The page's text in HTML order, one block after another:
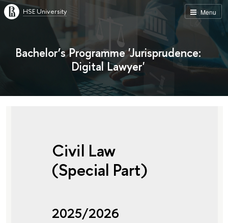
Menu
HSE University
Bachelor’s Programme 'Jurisprudence:
Digital Lawyer'
Civil Law
(Special Part)
2025/2026